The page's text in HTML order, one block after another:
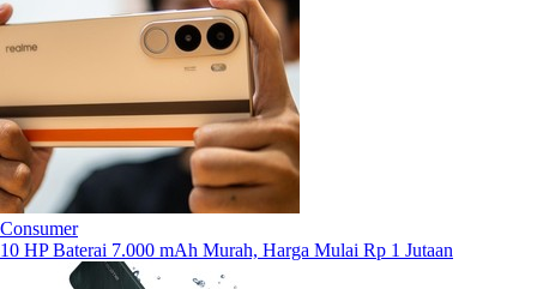
Consumer
10 HP Baterai 7.000 mAh Murah, Harga Mulai Rp 1 Jutaan